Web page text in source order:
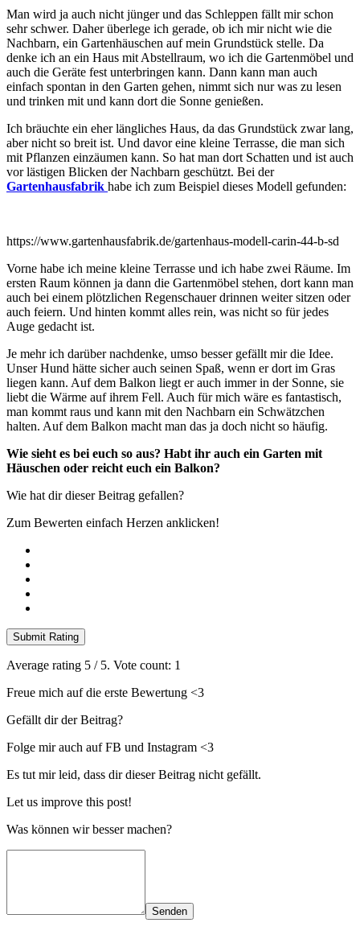
Man wird ja auch nicht jünger und das Schleppen fällt mir schon
sehr schwer. Daher überlege ich gerade, ob ich mir nicht wie die
Nachbarn, ein Gartenhäuschen auf mein Grundstück stelle. Da
denke ich an ein Haus mit Abstellraum, wo ich die Gartenmöbel und
auch die Geräte fest unterbringen kann. Dann kann man auch
einfach spontan in den Garten gehen, nimmt sich nur was zu lesen
und trinken mit und kann dort die Sonne genießen.
Ich bräuchte ein eher längliches Haus, da das Grundstück zwar lang,
aber nicht so breit ist. Und davor eine kleine Terrasse, die man sich
mit Pflanzen einzäumen kann. So hat man dort Schatten und ist auch
vor lästigen Blicken der Nachbarn geschützt. Bei der
Gartenhausfabrik habe ich zum Beispiel dieses Modell gefunden:
https://www.gartenhausfabrik.de/gartenhaus-modell-carin-44-b-sd
Vorne habe ich meine kleine Terrasse und ich habe zwei Räume. Im
ersten Raum können ja dann die Gartenmöbel stehen, dort kann man
auch bei einem plötzlichen Regenschauer drinnen weiter sitzen oder
auch feiern. Und hinten kommt alles rein, was nicht so für jedes
Auge gedacht ist.
Je mehr ich darüber nachdenke, umso besser gefällt mir die Idee.
Unser Hund hätte sicher auch seinen Spaß, wenn er dort im Gras
liegen kann. Auf dem Balkon liegt er auch immer in der Sonne, sie
liebt die Wärme auf ihrem Fell. Auch für mich wäre es fantastisch,
man kommt raus und kann mit den Nachbarn ein Schwätzchen
halten. Auf dem Balkon macht man das ja doch nicht so häufig.
Wie sieht es bei euch so aus? Habt ihr auch ein Garten mit
Häuschen oder reicht euch ein Balkon?
Wie hat dir dieser Beitrag gefallen?
Zum Bewerten einfach Herzen anklicken!
Submit Rating
Average rating 5 / 5. Vote count: 1
Freue mich auf die erste Bewertung <3
Gefällt dir der Beitrag?
Folge mir auch auf FB und Instagram <3
Es tut mir leid, dass dir dieser Beitrag nicht gefällt.
Let us improve this post!
Was können wir besser machen?
Senden